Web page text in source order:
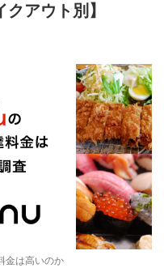
アウト別】
金は高いのか